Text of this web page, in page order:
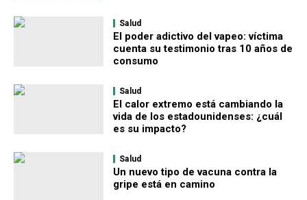
Salud
El poder adictivo del vapeo: víctima
cuenta su testimonio tras 10 años de
consumo
Salud
El calor extremo está cambiando la
vida de los estadounidenses: ¿cuál
es su impacto?
Salud
Un nuevo tipo de vacuna contra la
gripe está en camino